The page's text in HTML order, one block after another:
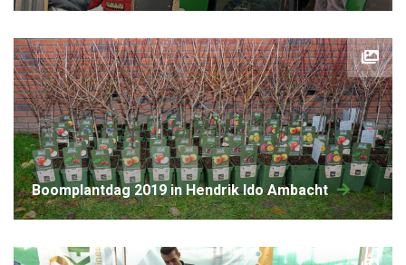
boomplantdag 2019 in Hendrik Ido Ambacht